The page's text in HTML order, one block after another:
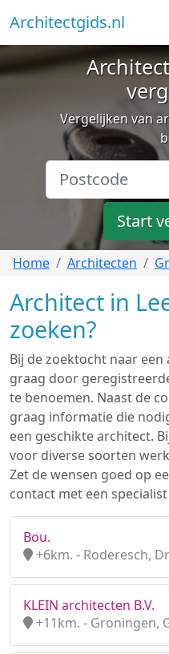
Architectgids.nl
Vergelijken van
Start
Home Architecten
Architect in
zoeken?
Bij de zoektocht naar
graag door
te benoemen. Naast de
graag informatie die
een geschikte architect.
voor diverse soorten
Zet de wensen goed op
contact met een
Bou.
+6km. - Roderesch,
KLEIN architecten B.V.
+11km. - Groningen,